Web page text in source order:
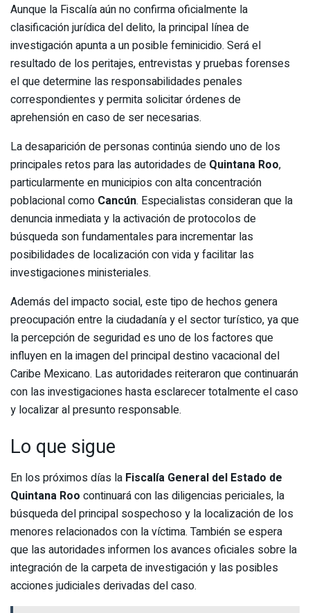
Aunque la Fiscalía aún no confirma oficialmente la
clasificación jurídica del delito, la principal línea de
investigación apunta a un posible feminicidio. Será el
resultado de los peritajes, entrevistas y pruebas forenses
el que determine las responsabilidades penales
correspondientes y permita solicitar órdenes de
aprehensión en caso de ser necesarias.
La desaparición de personas continúa siendo uno de los
principales retos para las autoridades de Quintana Roo,
particularmente en municipios con alta concentración
poblacional como Cancún. Especialistas consideran que la
denuncia inmediata y la activación de protocolos de
búsqueda son fundamentales para incrementar las
posibilidades de localización con vida y facilitar las
investigaciones ministeriales.
Además del impacto social, este tipo de hechos genera
preocupación entre la ciudadanía y el sector turístico, ya que
la percepción de seguridad es uno de los factores que
influyen en la imagen del principal destino vacacional del
Caribe Mexicano. Las autoridades reiteraron que continuarán
con las investigaciones hasta esclarecer totalmente el caso
y localizar al presunto responsable.
Lo que sigue
En los próximos días la Fiscalía General del Estado de
Quintana Roo continuará con las diligencias periciales, la
búsqueda del principal sospechoso y la localización de los
menores relacionados con la víctima. También se espera
que las autoridades informen los avances oficiales sobre la
integración de la carpeta de investigación y las posibles
acciones judiciales derivadas del caso.